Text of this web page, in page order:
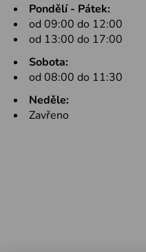
Pondělí - Pátek:
od 09:00 do 12:00
od 13:00 do 17:00
Sobota:
od 08:00 do 11:30
Neděle:
Zavřeno